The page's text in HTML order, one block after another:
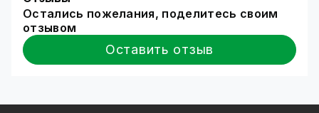
Объектив регулируемый с фокусом 12 - 2.8
мм;
Светочувствительность камеры - 0.005 Lux;
Модель оборудована встроенной
Управляется с мобильных устройств при
Остались пожелания, поделитесь своим
отзывом
Оставить отзыв